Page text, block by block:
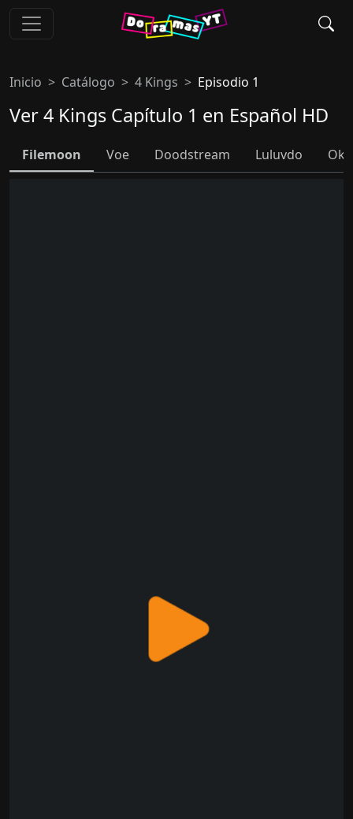
Inicio Catálogo 4 Kings Episodio 1
Ver 4 Kings Capítulo 1 en Español HD
Filemoon Voe Doodstream Luluvdo Ok